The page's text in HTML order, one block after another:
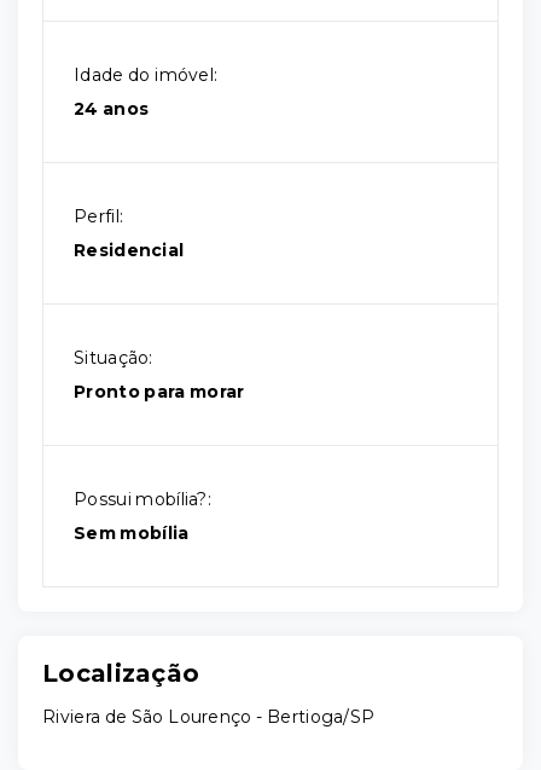
Idade do imóvel:
24 anos
Perfil:
Residencial
Situação:
Pronto para morar
Possui mobília?:
Sem mobília
Localização
Riviera de São Lourenço - Bertioga/SP